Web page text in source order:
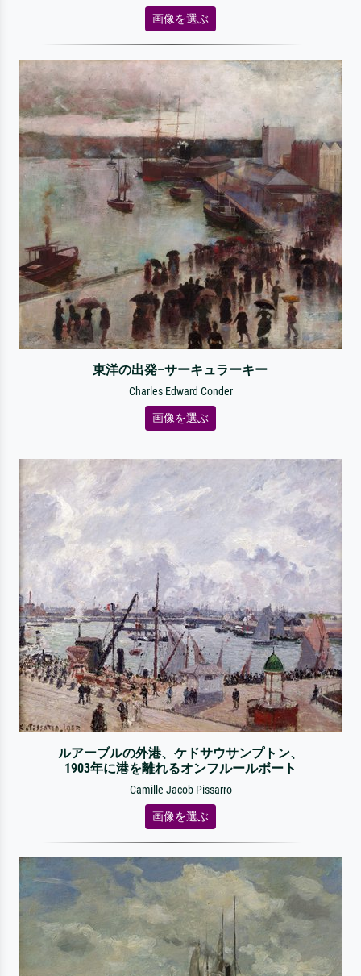
画像を選ぶ
東洋の出発–サーキュラーキー
Charles Edward Conder
画像を選ぶ
ルアーブルの外港、ケドサウサンプトン、
1903年に港を離れるオンフルールボート
Camille Jacob Pissarro
画像を選ぶ